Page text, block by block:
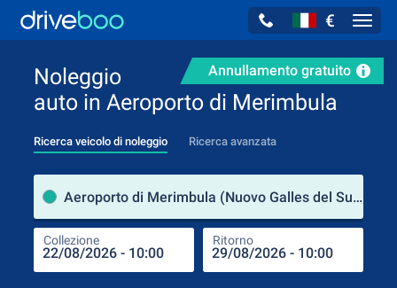
€
Annullamento gratuito
Noleggio
auto in Aeroporto di Merimbula
Ricerca veicolo di noleggio Ricerca avanzata
Aeroporto di Merimbula (Nuovo Galles del Sud / Australia)
Collezione Ritorno